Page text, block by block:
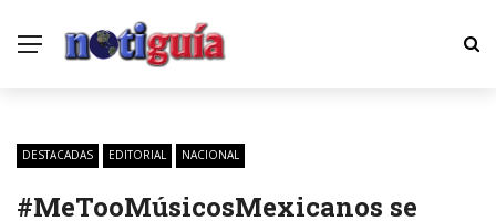
DESTACADAS EDITORIAL NACIONAL
#MeTooMúsicosMexicanos se